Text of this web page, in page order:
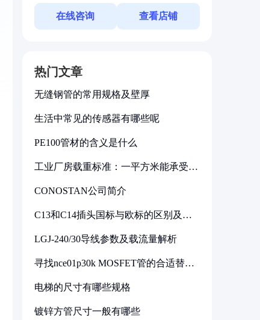
在线咨询 查看店铺
热门文章
无缝钢管的常用规格及壁厚
生活中常见的传感器有哪些呢
PE100管材的含义是什么
工业厂房载重标准：一平方米能承受多
CONOSTAN公司简介
C13和C14插头国标与欧标的区别及其
LGJ-240/30导线参数及载流量解析
寻找nce01p30k MOSFET管的合适替代
电梯的尺寸有哪些规格
镀锌方管尺寸一般有哪些